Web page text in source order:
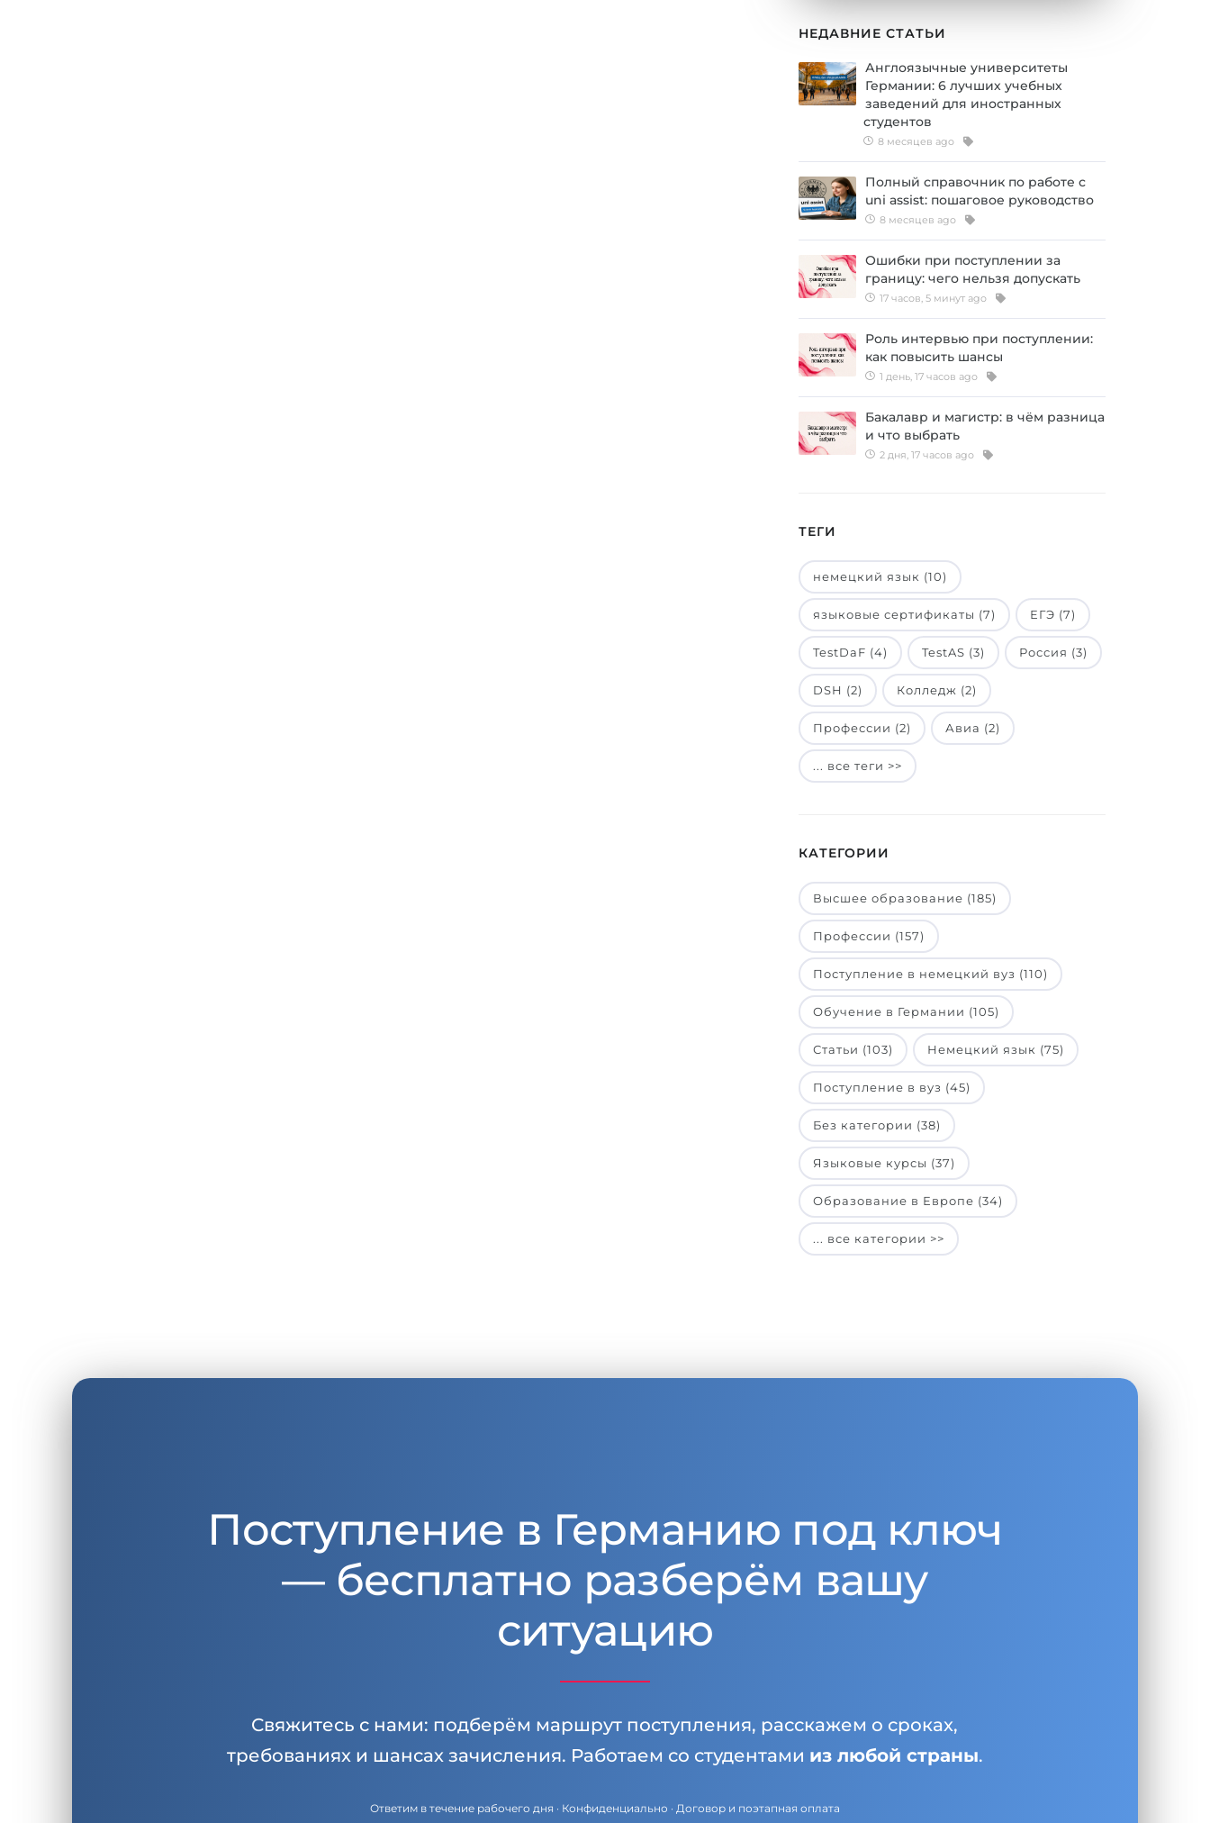
НЕДАВНИЕ СТАТЬИ
Англоязычные университеты
Германии: 6 лучших учебных
заведений для иностранных
студентов
8 месяцев ago
Полный справочник по работе с
uni assist: пошаговое руководство
8 месяцев ago
Ошибки при поступлении за
границу: чего нельзя допускать
17 часов, 5 минут ago
Роль интервью при поступлении:
как повысить шансы
1 день, 17 часов ago
Бакалавр и магистр: в чём разница
и что выбрать
2 дня, 17 часов ago
ТЕГИ
немецкий язык (10)
языковые сертификаты (7) ЕГЭ (7)
TestDaF (4) TestAS (3) Россия (3)
DSH (2) Колледж (2)
Профессии (2) Авиа (2)
... все теги >>
КАТЕГОРИИ
Высшее образование (185)
Профессии (157)
Поступление в немецкий вуз (110)
Обучение в Германии (105)
Статьи (103) Немецкий язык (75)
Поступление в вуз (45)
Без категории (38)
Языковые курсы (37)
Образование в Европе (34)
... все категории >>
Поступление в Германию под ключ
— бесплатно разберём вашу
ситуацию
Свяжитесь с нами: подберём маршрут поступления, расскажем о сроках,
требованиях и шансах зачисления. Работаем со студентами из любой страны.
Ответим в течение рабочего дня · Конфиденциально · Договор и поэтапная оплата